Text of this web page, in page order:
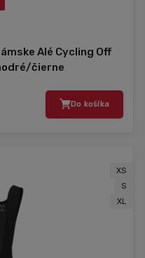
Alé Cycling Off
čierne
Do košíka
XS
S
XL